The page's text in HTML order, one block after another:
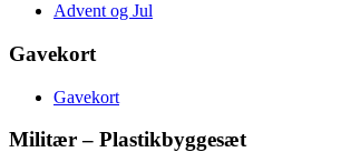
Advent og Jul
Gavekort
Gavekort
Militær – Plastikbyggesæt